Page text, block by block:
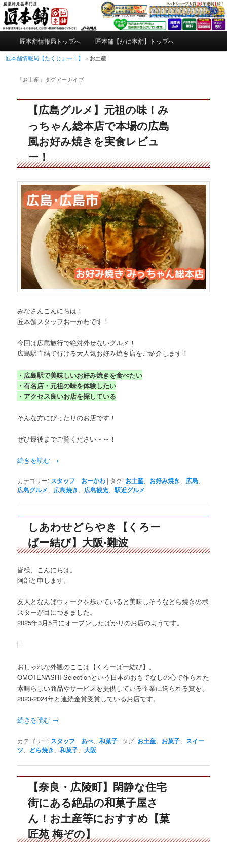
メ
イ
ン
テ
サ
ブ
コ
ン
匠本舗情報局【たくじょー！】
かにやおせちについてのおもしろ情報や興味深い記事をお届けします。
ン
メ
イ
ン
ン
ツ
へ
移
動
サ
ブ
コ
テ
へ
移
動
匠本舗情報局トップへ 匠本舗【かに本舗】トップへ
匠本舗情報局【たくじょー！】 > お土産
「 お土産 」タグアーカイブ
【広島グルメ】元祖の味！み
っちゃん総本店で本場の広島
風お好み焼きを実食レビュ
ー！
みなさんこんにちは！
匠本舗スタッフおーかわです！
今回は広島旅行で絶対外せないグルメ！
広島駅直結で行ける大人気お好み焼き店をご紹介します！
・広島駅で美味しいお好み焼きを食べたい
・有名店・元祖の味を体験したい
・アクセス良いお店を探している
そんな方にぴったりのお店です！
ぜひ最後までご覧ください～～！
続きを読む →
カテゴリー: スタッフ おーかわ | タグ: お土産 お好み焼き 広島
広島グルメ 広島焼き 広島観光 、駅近グルメ
しあわせどらやき【くろー
ばー結び】大阪•難波
皆様、こんにちは。
阿部と申します。
友人となんばウォークを歩いていると美味しそうなどら焼きのポ
スターが目につきました。
2025年3月5日にオープンしたばかりのお店のようです。
おしゃれな外観のここは【くろーばー結び】。
OMOTENASHI Selectionという日本のおもてなしの心で作られた
素晴らしい商品やサービスを提供している企業に送られる賞を、
2023-2024年と連続金賞受賞しているお店です。
続きを読む →
カテゴリー: スタッフ あべ、和菓子 | タグ: お土産 お菓子
スイー
ツ
どら焼き 、和菓子 、大阪
【奈良・広陵町】閑静な住宅
街にある絶品の和菓子屋さ
ん！お土産等におすすめ【菓
匠苑 梅ぞの】